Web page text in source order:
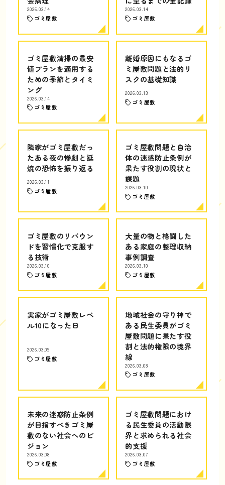
2026.03.14
ゴミ屋敷
2026.03.14
ゴミ屋敷
ゴミ屋敷清掃の最安
値プランを適用する
ための季節とタイミ
ング
2026.03.14
ゴミ屋敷
離婚原因にもなるゴ
ミ屋敷問題と法的リ
スクの基礎知識
2026.03.13
ゴミ屋敷
隣家がゴミ屋敷だっ
たある夜の惨劇と延
焼の恐怖を振り返る
2026.03.11
ゴミ屋敷
ゴミ屋敷問題と自治
体の迷惑防止条例が
果たす役割の現状と
課題
2026.03.10
ゴミ屋敷
ゴミ屋敷のリバウン
ドを習慣化で克服す
る技術
2026.03.10
ゴミ屋敷
大量の物と格闘した
ある家庭の整理収納
事例調査
2026.03.10
ゴミ屋敷
実家がゴミ屋敷レベ
ル10になった日
2026.03.09
ゴミ屋敷
地域社会の守り神で
ある民生委員がゴミ
屋敷問題に果たす役
割と法的権限の境界
線
2026.03.08
ゴミ屋敷
未来の迷惑防止条例
が目指すべきゴミ屋
敷のない社会へのビ
ジョン
2026.03.08
ゴミ屋敷
ゴミ屋敷問題におけ
る民生委員の活動限
界と求められる社会
的支援
2026.03.07
ゴミ屋敷